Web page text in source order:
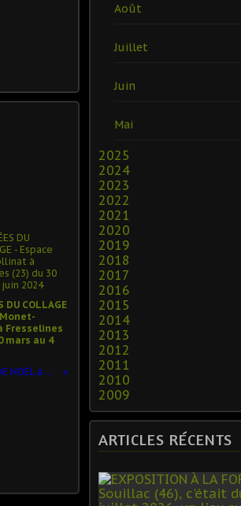
DU COLLAGE
Fresselines
mars au 4
Exposition : BOUTIQUE DE NOËL à La Cour des arts, Tulle (19)
Août
Juillet
Juin
Mai
2025
2024
2023
2022
2021
2020
2019
2018
2017
2016
2015
2014
2013
2012
2011
2010
2009
ARTICLES RÉCENTS